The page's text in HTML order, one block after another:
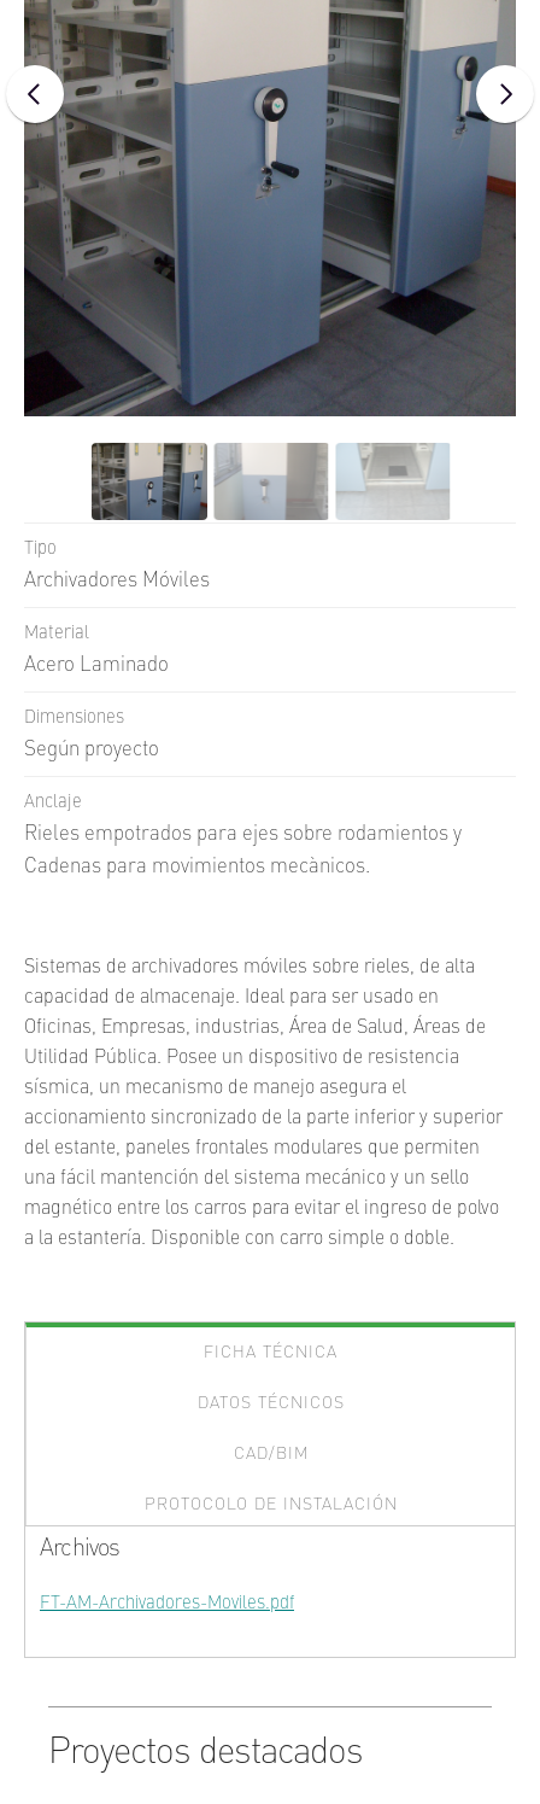
UNIFLOOR
UNIGUARD
TECH
UNIWALL
SKINFACE
STONE
Tipo
Archivadores Móviles
Material
Acero Laminado
Dimensiones
Según proyecto
Anclaje
Rieles empotrados para ejes sobre rodamientos y
Cadenas para movimientos mecànicos.
Sistemas de archivadores móviles sobre rieles, de alta
capacidad de almacenaje. Ideal para ser usado en
Oficinas, Empresas, industrias, Área de Salud, Áreas de
Utilidad Pública. Posee un dispositivo de resistencia
sísmica, un mecanismo de manejo asegura el
accionamiento sincronizado de la parte inferior y superior
del estante, paneles frontales modulares que permiten
una fácil mantención del sistema mecánico y un sello
magnético entre los carros para evitar el ingreso de polvo
a la estantería. Disponible con carro simple o doble.
FICHA TÉCNICA
DATOS TÉCNICOS
CAD/BIM
PROTOCOLO DE INSTALACIÓN
Archivos
FT-AM-Archivadores-Moviles.pdf
Proyectos destacados